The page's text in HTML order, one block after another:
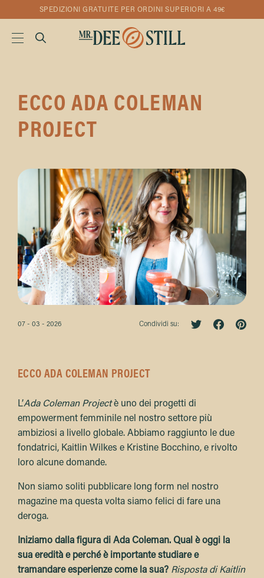
SPEDIZIONI GRATUITE PER ORDINI SUPERIORI A 49€
ECCO ADA COLEMAN
PROJECT
07 - 03 - 2026 Condividi su:
ECCO ADA COLEMAN PROJECT
L’Ada Coleman Projectè uno dei progetti di
empowerment femminile nel nostro settore più
ambiziosi a livello globale. Abbiamo raggiunto le due
fondatrici, Kaitlin Wilkes e Kristine Bocchino, e rivolto
loro alcune domande.
Non siamo soliti pubblicare long form nel nostro
magazine ma questa volta siamo felici di fare una
deroga.
Iniziamo dalla figura di Ada Coleman. Qual è oggi la
sua eredità e perché è importante studiare e
tramandare esperienze come la sua? Risposta di Kaitlin